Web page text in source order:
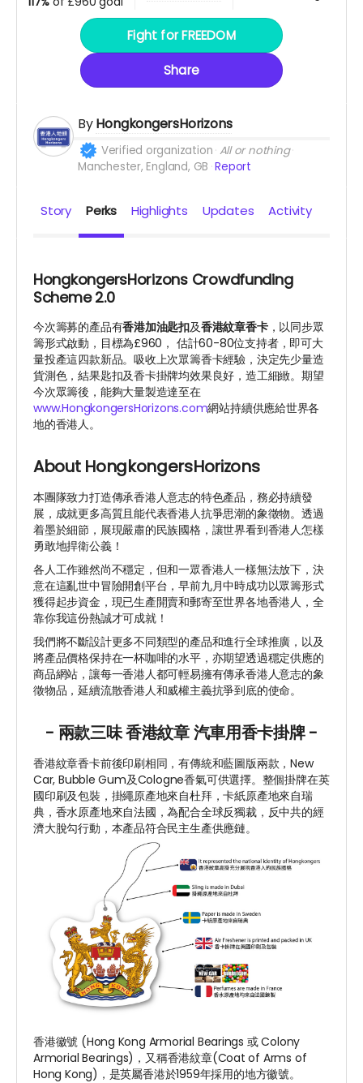
Fight for FREEDOM
Share
ByHongkongersHorizons
Verified organization All or nothing
Manchester, England, GB Report
Story Perks Highlights Updates Activity
HongkongersHorizons Crowdfunding
Scheme 2.0
今次籌募的產品有香港加油匙扣及香港紋章香卡，以同步眾
籌形式啟動，目標為£960 ， 估計60-80位支持者， 即可大
量投產這四款新品。吸收上次眾籌香卡經驗，決定先少量造
貨測色，結果匙扣及香卡掛牌均效果良好，造工細緻。期望
今次眾籌後，能夠大量製造達至在
www.HongkongersHorizons.com網站持續供應給世界各
地的香港人。
About HongkongersHorizons
本團隊致力打造傳承香港人意志的特色產品，務必持續發
展，成就更多高質且能代表香港人抗爭思潮的象徵物。透過
着墨於細節，展現嚴肅的民族國格，讓世界看到香港人怎樣
勇敢地捍衛公義！
各人工作雖然尚不穩定，但和一眾香港人一樣無法放下，決
意在這亂世中冒險開創平台，早前九月中時成功以眾籌形式
獲得起步資金，現已生產開賣和郵寄至世界各地香港人，全
靠你我這份熱誠才可成就！
我們將不斷設計更多不同類型的產品和進行全球推廣，以及
將產品價格保持在一杯咖啡的水平，亦期望透過穩定供應的
商品網站，讓每一香港人都可輕易擁有傳承香港人意志的象
徵物品，延續流散香港人和威權主義抗爭到底的使命。
- 兩款三味 香港紋章 汽車用香卡掛牌 -
香港紋章香卡前後印刷相同，有傳統和藍圖版兩款，New
Car, Bubble Gum及Cologne香氣可供選擇。整個掛牌在英
國印刷及包裝，掛繩原產地來自杜拜，卡紙原產地來自瑞
典，香水原產地來自法國，為配合全球反獨裁，反中共的經
濟大脫勾行動，本產品符合民主生產供應鏈。
香港徽號 (Hong Kong Armorial Bearings 或 Colony
Armorial Bearings)，又稱香港紋章(Coat of Arms of
Hong Kong)，是英屬香港於1959年採用的地方徽號。